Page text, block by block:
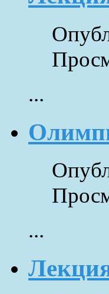
...
...